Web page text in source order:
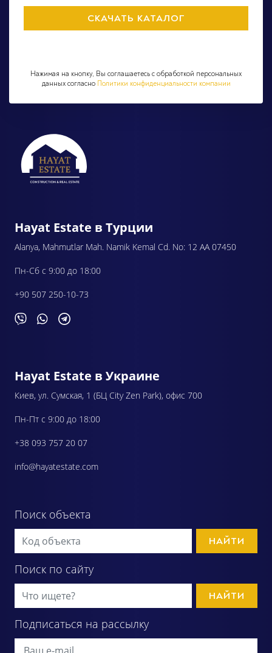
Нажимая на кнопку, Вы соглашаетесь с обработкой персональных
данных согласно Политики конфиденциальности компании
Hayat Estate в Турции
Alanya, Mahmutlar Mah. Namik Kemal Cd. No: 12 AA 07450
Пн-Сб с 9:00 до 18:00
+90 507 250-10-73
Hayat Estate в Украине
Киев, ул. Сумская, 1 (БЦ City Zen Park), офис 700
Пн-Пт с 9:00 до 18:00
+38 093 757 20 07
info@hayatestate.com
Поиск объекта
НАЙТИ
Поиск по сайту
НАЙТИ
Подписаться на рассылку